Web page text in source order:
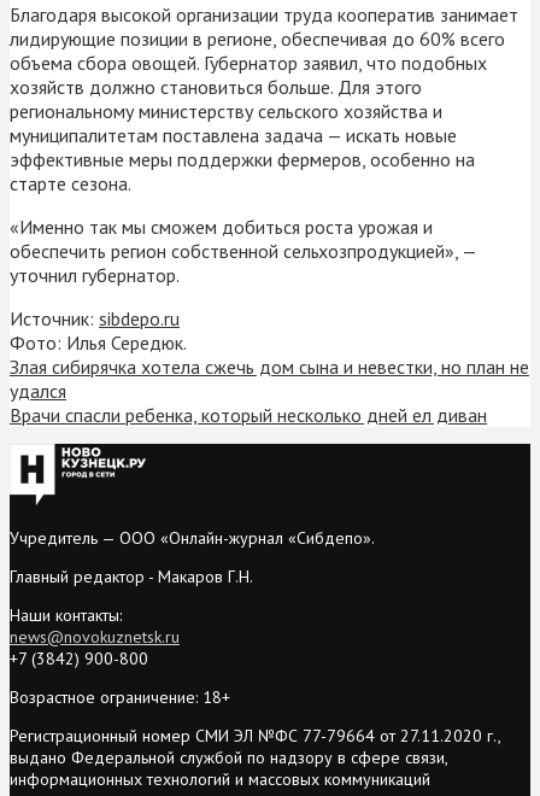
Благодаря высокой организации труда кооператив занимает
лидирующие позиции в регионе, обеспечивая до 60% всего
объема сбора овощей. Губернатор заявил, что подобных
хозяйств должно становиться больше. Для этого
региональному министерству сельского хозяйства и
муниципалитетам поставлена задача — искать новые
эффективные меры поддержки фермеров, особенно на
старте сезона.
«Именно так мы сможем добиться роста урожая и
обеспечить регион собственной сельхозпродукцией», —
уточнил губернатор.
Источник: sibdepo.ru
Фото: Илья Середюк.
Злая сибирячка хотела сжечь дом сына и невестки, но план не
удался
Врачи спасли ребенка, который несколько дней ел диван
Учредитель — ООО «Онлайн-журнал «Сибдепо».
Главный редактор - Макаров Г.Н.
Наши контакты:
news@novokuznetsk.ru
+7 (3842) 900-800
Возрастное ограничение: 18+
Регистрационный номер СМИ ЭЛ №ФС 77-79664 от 27.11.2020 г.,
выдано Федеральной службой по надзору в сфере связи,
информационных технологий и массовых коммуникаций